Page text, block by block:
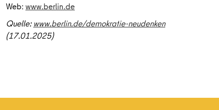
Web:www.berlin.de
Quelle: www.berlin.de/demokratie-neudenken
(17.01.2025)